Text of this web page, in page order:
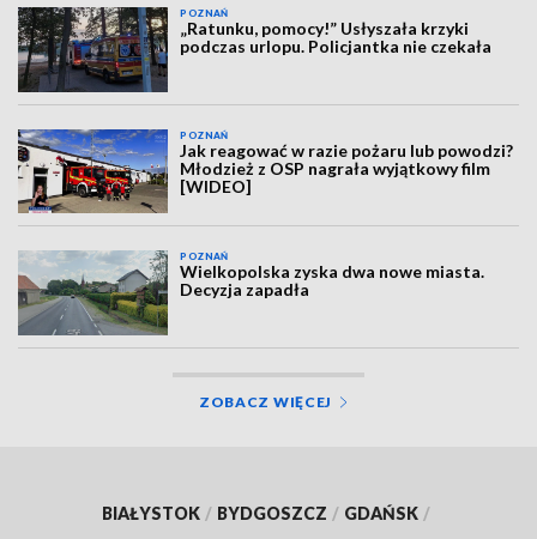
POZNAŃ
„Ratunku, pomocy!” Usłyszała krzyki
podczas urlopu. Policjantka nie czekała
POZNAŃ
Jak reagować w razie pożaru lub powodzi?
Młodzież z OSP nagrała wyjątkowy film
[WIDEO]
POZNAŃ
Wielkopolska zyska dwa nowe miasta.
Decyzja zapadła
ZOBACZ WIĘCEJ
BIAŁYSTOK / BYDGOSZCZ / GDAŃSK /